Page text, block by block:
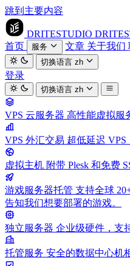
跳到主要内容
DRITESTUDIO
首页
服务 文章 关于我们
切换语言zh
登录
切换语言zh
VPS 云服务器 高性能虚拟服
VPS 外汇交易 超低延迟
虚拟主机 附带 Plesk 和免费
游戏服务器托管 支持全球
告知我们想要部署的游戏。
独立服务器 企业级硬件，支
托管服务 安全的数据中心机